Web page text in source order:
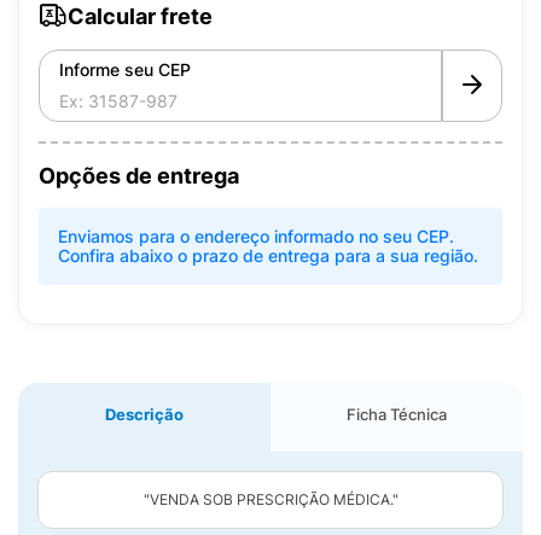
Calcular frete
Informe seu CEP
Opções de entrega
Enviamos para o endereço informado no seu CEP.
Confira abaixo o prazo de entrega para a sua região.
Descrição Ficha Técnica
"VENDA SOB PRESCRIÇÃO MÉDICA."